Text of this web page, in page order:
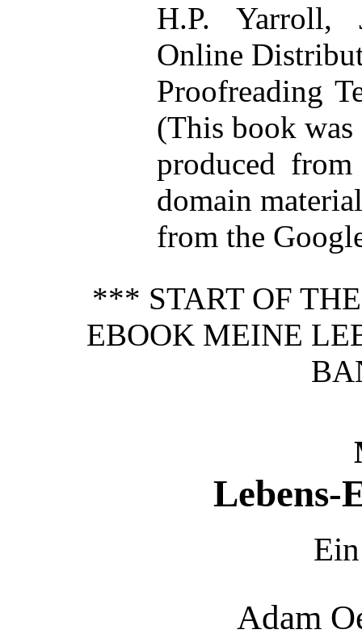
H.P. Yarroll,
Online
Proofreading
(This book was
produced
domain material
from the
*** START OF
EBOOK MEINE
Lebens-
Adam